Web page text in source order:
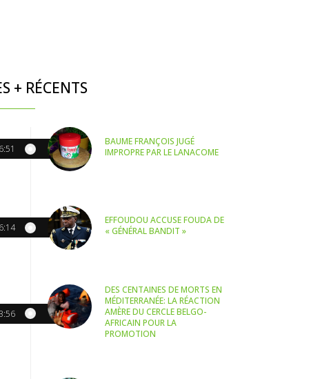
+ RÉCENTS
BAUME FRANÇOIS JUGÉ
IMPROPRE PAR LE LANACOME
EFFOUDOU ACCUSE FOUDA DE
« GÉNÉRAL BANDIT »
DES CENTAINES DE MORTS EN
MÉDITERRANÉE: LA RÉACTION
AMÈRE DU CERCLE BELGO-
AFRICAIN POUR LA
PROMOTION